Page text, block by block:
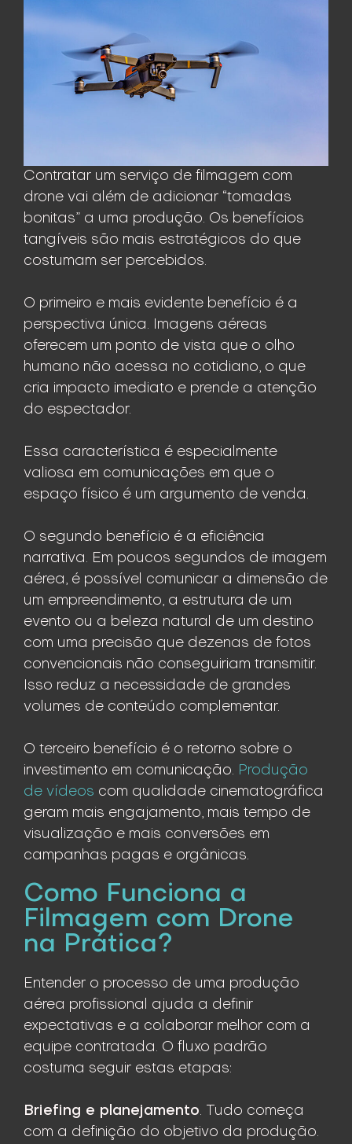
Contratar um serviço de filmagem com
drone vai além de adicionar “tomadas
bonitas” a uma produção. Os benefícios
tangíveis são mais estratégicos do que
costumam ser percebidos.
O primeiro e mais evidente benefício é a
perspectiva única. Imagens aéreas
oferecem um ponto de vista que o olho
humano não acessa no cotidiano, o que
cria impacto imediato e prende a atenção
do espectador.
Essa característica é especialmente
valiosa em comunicações em que o
espaço físico é um argumento de venda.
O segundo benefício é a eficiência
narrativa. Em poucos segundos de imagem
aérea, é possível comunicar a dimensão de
um empreendimento, a estrutura de um
evento ou a beleza natural de um destino
com uma precisão que dezenas de fotos
convencionais não conseguiriam transmitir.
Isso reduz a necessidade de grandes
volumes de conteúdo complementar.
O terceiro benefício é o retorno sobre o
investimento em comunicação. Produção
de vídeos com qualidade cinematográfica
geram mais engajamento, mais tempo de
visualização e mais conversões em
campanhas pagas e orgânicas.
Como Funciona a
Filmagem com Drone
na Prática?
Entender o processo de uma produção
aérea profissional ajuda a definir
expectativas e a colaborar melhor com a
equipe contratada. O fluxo padrão
costuma seguir estas etapas:
Briefing e planejamento. Tudo começa
com a definição do objetivo da produção.